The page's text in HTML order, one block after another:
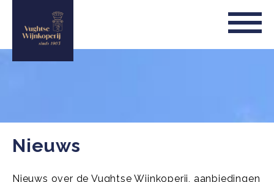
Nieuws
Nieuws over de Vughtse Wijnkoperij, aanbiedingen